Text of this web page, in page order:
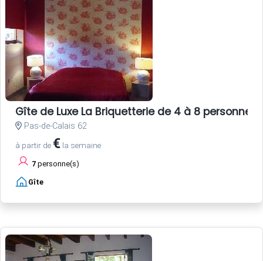
Gîte de Luxe La Briquetterie de 4 à 8
Pas-de-Calais 62
à partir de € la semaine
7 personne(s)
Gîte